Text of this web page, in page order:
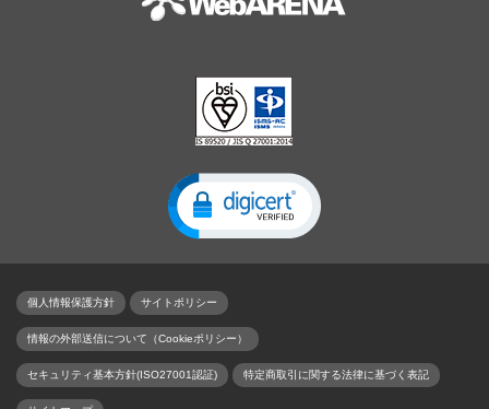
個人情報保護方針 サイトポリシー
情報の外部送信について（Cookieポリシー）
セキュリティ基本方針(ISO27001認証) 特定商取引に関する法律に基づく表記